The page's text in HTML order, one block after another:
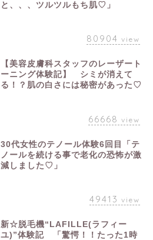
と、、、ツルツルもち肌♡」
80904 view
【美容皮膚科スタッフのレーザート
ーニング体験記】 シミが消えて
る！？肌の白さには秘密があった♡
66668 view
30代女性のテノール体験6回目「テ
ノールを続ける事で老化の恐怖が激
減しました♡」
49413 view
新☆脱毛機“LAFILLE(ラフィー
ユ)”体験記 「驚愕！！たった1時